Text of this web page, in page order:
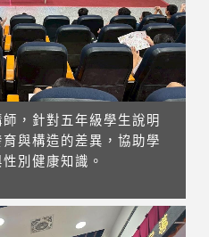
，針對五年級學生說明
與構造的差異，協助學
別健康知識。